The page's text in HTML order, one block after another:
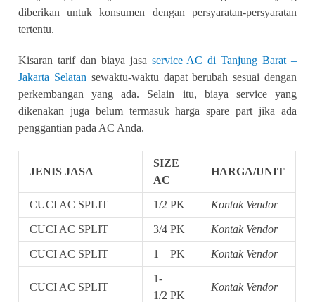
diberikan untuk konsumen dengan persyaratan-persyaratan
tertentu.
Kisaran tarif dan biaya jasa service AC di Tanjung Barat –
Jakarta Selatan sewaktu-waktu dapat berubah sesuai dengan
perkembangan yang ada. Selain itu, biaya service yang
dikenakan juga belum termasuk harga spare part jika ada
penggantian pada AC Anda.
JENIS JASA
SIZE
AC
HARGA/UNIT
CUCI AC SPLIT 1/2 PK Kontak Vendor
CUCI AC SPLIT 3/4 PK Kontak Vendor
CUCI AC SPLIT 1 PK Kontak Vendor
CUCI AC SPLIT
1-
1/2 PK
Kontak Vendor